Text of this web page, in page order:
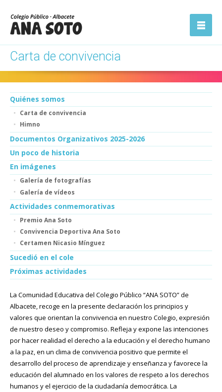
navegación
Carta de convivencia
Quiénes somos
Carta de convivencia
Himno
Documentos Organizativos 2025-2026
Un poco de historia
En imágenes
Galería de fotografías
Galería de vídeos
Actividades conmemorativas
Premio Ana Soto
Convivencia Deportiva Ana Soto
Certamen Nicasio Mínguez
Sucedió en el cole
Próximas actividades
La Comunidad Educativa del Colegio Público “ANA SOTO” de
Albacete, recoge en la presente declaración los principios y
valores que orientan la convivencia en nuestro Colegio, expresión
de nuestro deseo y compromiso. Refleja y expone las intenciones
por hacer realidad el derecho a la educación y el derecho humano
a la paz, en un clima de convivencia positivo que permite el
desarrollo del proceso de aprendizaje y enseñanza y favorece la
educación del alumnado en los valores de respeto a los derechos
humanos y el ejercicio de la ciudadanía democrática. La